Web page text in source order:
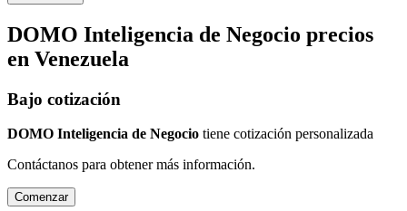
DOMO Inteligencia de Negocio precios
en Venezuela
Bajo cotización
DOMO Inteligencia de Negocio tiene cotización personalizada
Contáctanos para obtener más información.
Comenzar